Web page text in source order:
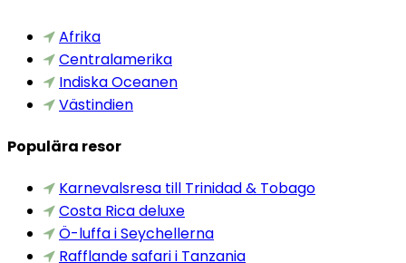
Afrika
Centralamerika
Indiska Oceanen
Västindien
Populära resor
Karnevalsresa till Trinidad & Tobago
Costa Rica deluxe
Ö-luffa i Seychellerna
Rafflande safari i Tanzania